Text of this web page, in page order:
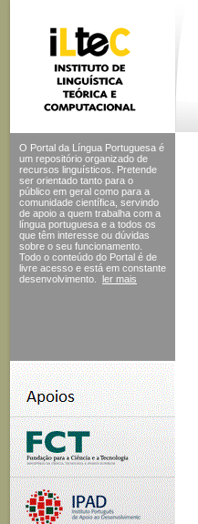
O Portal da Língua Portuguesa é
um repositório organizado de
recursos linguísticos. Pretende
ser orientado tanto para o
público em geral como para a
comunidade científica, servindo
de apoio a quem trabalha com a
língua portuguesa e a todos os
que têm interesse ou dúvidas
sobre o seu funcionamento.
Todo o conteúdo do Portal é de
livre acesso e está em constante
desenvolvimento.
ler mais